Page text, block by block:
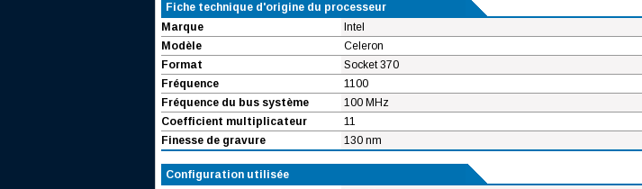
Fiche technique d'origine du processeur
Marque
Intel
Modèle
Celeron
Format
Socket 370
Fréquence
1100
Fréquence du bus système
100 MHz
Coefficient multiplicateur
11
Finesse de gravure
130 nm
Configuration utilisée